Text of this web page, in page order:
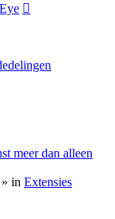
meer dan alleen
in Extensies